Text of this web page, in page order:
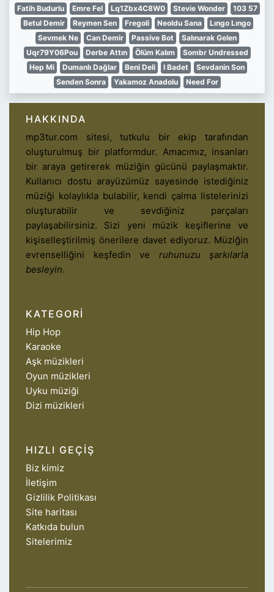
Fatih Budurlu
Emre Fel Lq1Zbx4C8W0 Stevie Wonder
103 57
Betul Demir
Reymen Sen Fregoli Neoldu Sana
Lıngo Lıngo
Sevmek Ne
Can Demir Passive Bot
Salınarak Gelen
Uqr79Y06Pou
Derbe Attın Ölüm Kalım
Sombr Undressed
Hep Mi
Dumanlı Dağlar Beni Deli I Badet
Sevdanin Son
Senden Sonra
Yakamoz Anadolu Need For
HAKKINDA
mp3tur.com sitesi, tutkulu bir ekip tarafından
oluşturulmuş bir platformdur. Amacımız, insanları
bir araya getirerek müziğin gücünü paylaşmaktır.
Kullanıcı dostu arayüzümüz sayesinde istediğiniz
müziği kolaylıkla bulabilir, kendi çalma listelerinizi
oluşturabilir ve sevdiğiniz parçaları
paylaşabilirsiniz. Sizi yeni müzik keşiflerine ve
kişiselleştirilmiş önerilere davet ediyoruz. Müziğin
evrenselliğini keşfedin ve ruhunuzu şarkılarla
besleyin.
KATEGORI
Hip Hop
Karaoke
Aşk müzikleri
Oyun müzikleri
Uyku müziği
Dizi müzikleri
HIZLI GEÇIŞ
Biz kimiz
İletişim
Gizlilik Politikası
Site haritası
Katkıda bulun
Sitelerimiz